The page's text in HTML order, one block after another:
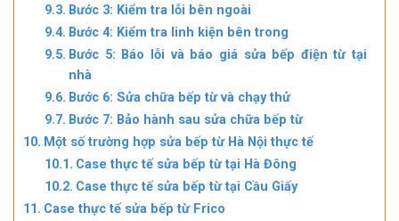
Bước 3: Kiểm tra lỗi bên ngoài
Bước 4: Kiểm tra linh kiện bên trong
Bước 5: Báo lỗi và báo giá sửa bếp điện từ tại
nhà
Bước 6: Sửa chữa bếp từ và chạy thử
Bước 7: Bảo hành sau sửa chữa bếp từ
Một số trường hợp sửa bếp từ Hà Nội thực tế
Case thực tế sửa bếp từ tại Hà Đông
Case thực tế sửa bếp từ tại Cầu Giấy
Case thực tế sửa bếp từ Frico